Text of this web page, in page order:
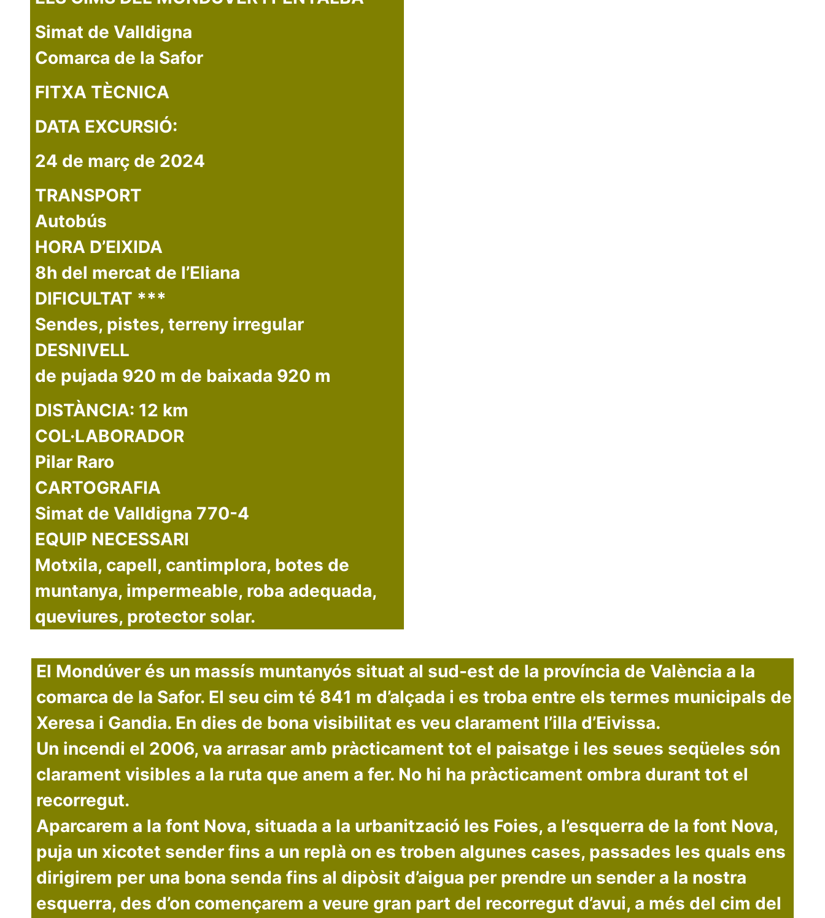
Simat de Valldigna
Comarca de la Safor
FITXA TÈCNICA
DATA EXCURSIÓ:
24 de març de 2024
TRANSPORT
Autobús
HORA D’EIXIDA
8h del mercat de l’Eliana
DIFICULTAT ***
Sendes, pistes, terreny irregular
DESNIVELL
de pujada 920 m de baixada 920 m
DISTÀNCIA: 12 km
COL·LABORADOR
Pilar Raro
CARTOGRAFIA
Simat de Valldigna 770-4
EQUIP NECESSARI
Motxila, capell, cantimplora, botes de
muntanya, impermeable, roba adequada,
queviures, protector solar.
El Mondúver és un massís muntanyós situat al sud-est de la província de València a la
comarca de la Safor. El seu cim té 841 m d’alçada i es troba entre els termes municipals de
Xeresa i Gandia. En dies de bona visibilitat es veu clarament l’illa d’Eivissa.
Un incendi el 2006, va arrasar amb pràcticament tot el paisatge i les seues seqüeles són
clarament visibles a la ruta que anem a fer. No hi ha pràcticament ombra durant tot el
recorregut.
Aparcarem a la font Nova, situada a la urbanització les Foies, a l’esquerra de la font Nova,
puja un xicotet sender fins a un replà on es troben algunes cases, passades les quals ens
dirigirem per una bona senda fins al dipòsit d’aigua per prendre un sender a la nostra
esquerra, des d’on començarem a veure gran part del recorregut d’avui, a més del cim del